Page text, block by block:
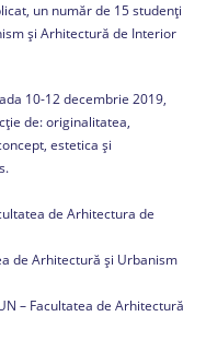
un număr de 15 studenți
și Arhitectură de Interior
10-12 decembrie 2019,
de: originalitatea,
estetica şi
de Arhitectura de
de Arhitectură și Urbanism
– Facultatea de Arhitectură